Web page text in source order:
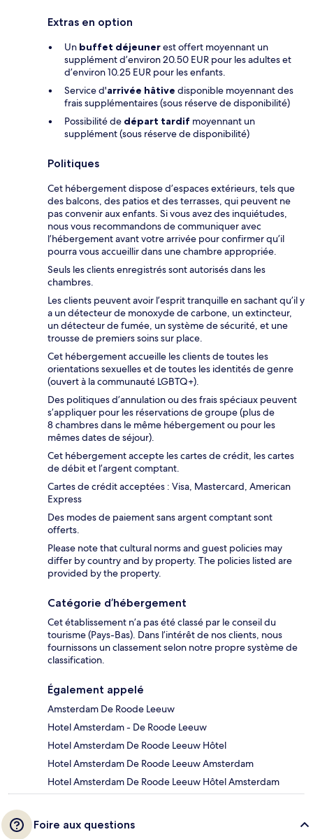
Extras en option
Un buffet déjeunerest offert moyennant un
supplément d’environ 20.50 EUR pour les adultes et
d’environ 10.25 EUR pour les enfants.
Service d'arrivée hâtive disponible moyennant des
frais supplémentaires (sous réserve de disponibilité)
Possibilité de départ tardif moyennant un
supplément (sous réserve de disponibilité)
Politiques
Cet hébergement dispose d’espaces extérieurs, tels que
des balcons, des patios et des terrasses, qui peuvent ne
pas convenir aux enfants. Si vous avez des inquiétudes,
nous vous recommandons de communiquer avec
l’hébergement avant votre arrivée pour confirmer qu’il
pourra vous accueillir dans une chambre appropriée.
Seuls les clients enregistrés sont autorisés dans les
chambres.
Les clients peuvent avoir l’esprit tranquille en sachant qu’il y
a un détecteur de monoxyde de carbone, un extincteur,
un détecteur de fumée, un système de sécurité, et une
trousse de premiers soins sur place.
Cet hébergement accueille les clients de toutes les
orientations sexuelles et de toutes les identités de genre
(ouvert à la communauté LGBTQ+).
Des politiques d’annulation ou des frais spéciaux peuvent
s’appliquer pour les réservations de groupe (plus de
8 chambres dans le même hébergement ou pour les
mêmes dates de séjour).
Cet hébergement accepte les cartes de crédit, les cartes
de débit et l’argent comptant.
Cartes de crédit acceptées : Visa, Mastercard, American
Express
Des modes de paiement sans argent comptant sont
offerts.
Please note that cultural norms and guest policies may
differ by country and by property. The policies listed are
provided by the property.
Catégorie d’hébergement
Cet établissement n’a pas été classé par le conseil du
tourisme (Pays-Bas). Dans l’intérêt de nos clients, nous
fournissons un classement selon notre propre système de
classification.
Également appelé
Amsterdam De Roode Leeuw
Hotel Amsterdam - De Roode Leeuw
Hotel Amsterdam De Roode Leeuw Hôtel
Hotel Amsterdam De Roode Leeuw Amsterdam
Hotel Amsterdam De Roode Leeuw Hôtel Amsterdam
Foire aux questions